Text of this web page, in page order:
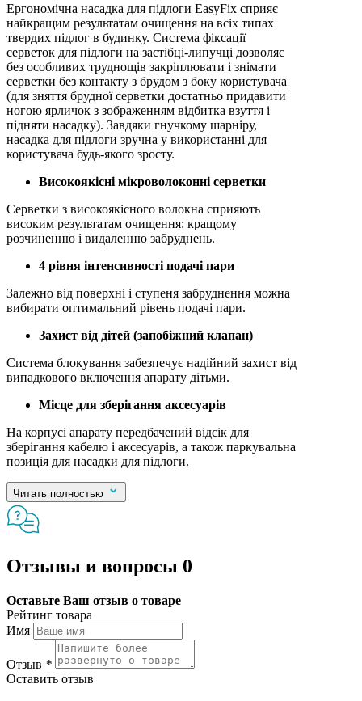
Ергономічна насадка для підлоги EasyFix сприяє
найкращим результатам очищення на всіх типах
твердих підлог в будинку. Система фіксації
серветок для підлоги на застібці-липучці дозволяє
без особливих труднощів закріплювати і знімати
серветки без контакту з брудом з боку користувача
(для зняття брудної серветки достатньо придавити
ногою ярличок з зображенням відбитка взуття і
підняти насадку). Завдяки гнучкому шарніру,
насадка для підлоги зручна у використанні для
користувача будь-якого зросту.
Високоякісні мікроволоконні серветки
Серветки з високоякісного волокна сприяють
високим результатам очищення: кращому
розчиненню і видаленню забруднень.
4 рівня інтенсивності подачі пари
Залежно від поверхні і ступеня забруднення можна
вибирати оптимальний рівень подачі пари.
Захист від дітей (запобіжний клапан)
Система блокування забезпечує надійний захист від
випадкового включення апарату дітьми.
Місце для зберігання аксесуарів
На корпусі апарату передбачений відсік для
зберігання кабелю і аксесуарів, а також паркувальна
позиція для насадки для підлоги.
Читать полностью
Отзывы и вопросы 0
Оставьте Ваш отзыв о товаре
Рейтинг товара
Имя
Отзыв *
Оставить отзыв